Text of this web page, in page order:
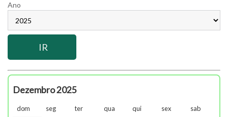
Ano
Dezembro 2025
dom seg ter qua qui sex sab